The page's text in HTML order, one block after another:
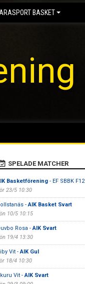
BASKET
SPELADE MATCHER
Basketförening- EF SBBK F12
23/5 10:30
-AIK Basket Svart
10/5 10:15
Rosa -AIK Svart
19/4 13:30
Vit -AIK Gul
18/4 10:30
Vit -AIK Svart